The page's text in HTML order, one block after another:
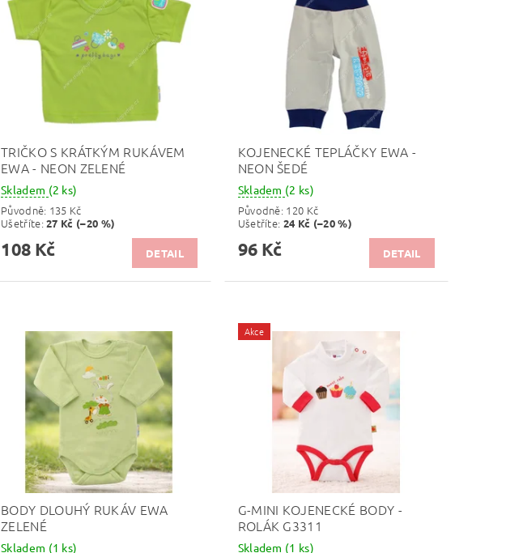
TRIČKO S KRÁTKÝM RUKÁVEM
EWA - NEON ZELENÉ
Skladem (2 ks)
Původně: 135 Kč
Ušetříte:27 Kč (–20 %)
108 Kč DETAIL
KOJENECKÉ TEPLÁČKY EWA -
NEON ŠEDÉ
Skladem (2 ks)
Původně: 120 Kč
Ušetříte: 24 Kč (–20 %)
96 Kč DETAIL
BODY DLOUHÝ RUKÁV EWA
ZELENÉ
Skladem (1 ks)
Akce
G-MINI KOJENECKÉ BODY -
ROLÁK G3311
Skladem (1 ks)